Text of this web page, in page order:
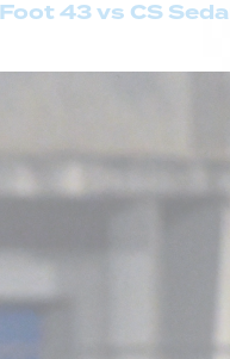
43 vs CS